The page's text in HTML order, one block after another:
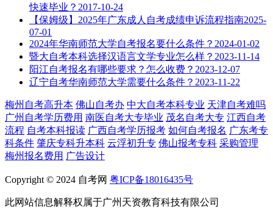
快速毕业？ 2017-10-24
【保姆级】2025年广东成人自考成绩申诉流程指南2025-
07-01
2024年华南师范大学自考报名要什么条件？ 2024-01-02
暨大自考本科选择汉语言文学专业怎么样？ 2023-11-14
阳江自考报名有哪些要求？怎么收费？ 2023-12-07
辽宁自考华南师范大学需要什么条件？ 2023-11-22
梅州自考高升本 佛山自考办 中大自考本科专业 天津自考难吗
广州自考学历费用 南医自考大专毕业 茂名自考大专 江西自考
流程 自考本科报读 广西自考学历报考 如何自考报名 广东考专
科条件 肇庆专科升本科 云浮初升专 佛山报考专科 采购管理
梅州报名费用 广告设计
Copyright © 2024 自考网 粤ICP备18016435号
此网站信息解释权属于广州天资教育科技有限公司